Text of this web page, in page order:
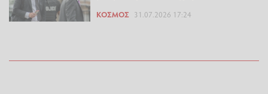
ΚΌΣΜΟΣ 31.07.2026 17:24